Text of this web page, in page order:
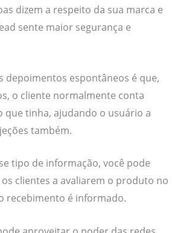
dizem a respeito da sua marca e
sente maior segurança e
depoimentos espontâneos é que,
o cliente normalmente conta
que tinha, ajudando o usuário a
também.
tipo de informação, você pode
clientes a avaliarem o produto no
recebimento é informado.